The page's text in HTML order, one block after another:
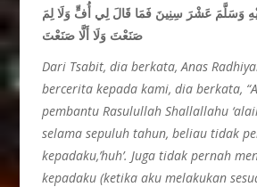
وَسَلَّمَ عَشْرَ سِنِينَ فَمَا قَالَ لِي أُفٍّ وَلَا لِمَ
صَنَعْتَ وَلَا أَلَّا صَنَعْتَ
Dari Tsabit, dia berkata, Anas
bercerita kepada kami, dia berkata,
pembantu Rasulullah Shallallahu
selama sepuluh tahun, beliau tidak
kepadaku,’huh’. Juga tidak pernah
kepadaku (ketika aku melakukan